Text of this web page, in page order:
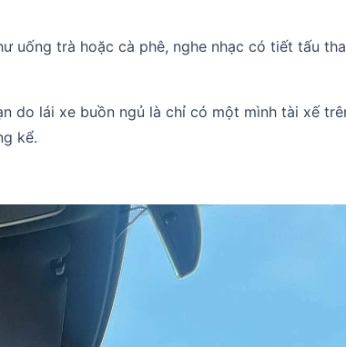
uống trà hoặc cà phê, nghe nhạc có tiết tấu
do lái xe buồn ngủ là chỉ có một mình tài xế
kể.